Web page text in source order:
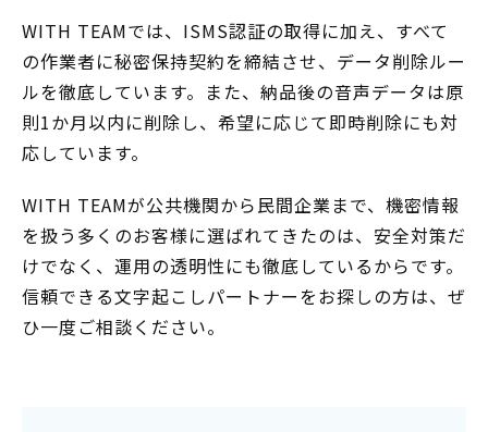
WITH TEAMでは、ISMS認証の取得に加え、すべて
の作業者に秘密保持契約を締結させ、データ削除ルー
ルを徹底しています。また、納品後の音声データは原
則1か月以内に削除し、希望に応じて即時削除にも対
応しています。
WITH TEAMが公共機関から民間企業まで、機密情報
を扱う多くのお客様に選ばれてきたのは、安全対策だ
けでなく、運用の透明性にも徹底しているからです。
信頼できる文字起こしパートナーをお探しの方は、ぜ
ひ一度ご相談ください。